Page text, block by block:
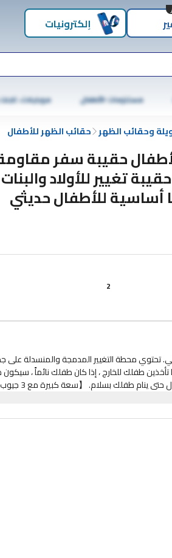
إلكترونيات
مستلزمات الأطفال موبايلات،
وحقائب الظهر حقائب الظهر للأطفال
حقيبة سفر
تغيير للأولاد والبنات
أساسية للأطفال حديثي
2
تحتوي محطة التغيير المدمجة والمنسدلة على
طفلك للخارج ، إذا كان طفلك نائماً ،
المتعب للغاية أن تحمليه على النوم لفترة طويلة ، كما أن طفلك ينام بلا كلل. من الضروري فتح سرير الأطفال حتى ينام طفلك بسلام. 【سعة كبيرة مع 3 جيوب
يمكنك جمع كل ما يحتاجه طفلك ، والتي يمكن أن تحتوي على أساسيات الأطفال.
حفاضات الظهر هذه مزودة بأشرطة لعربة